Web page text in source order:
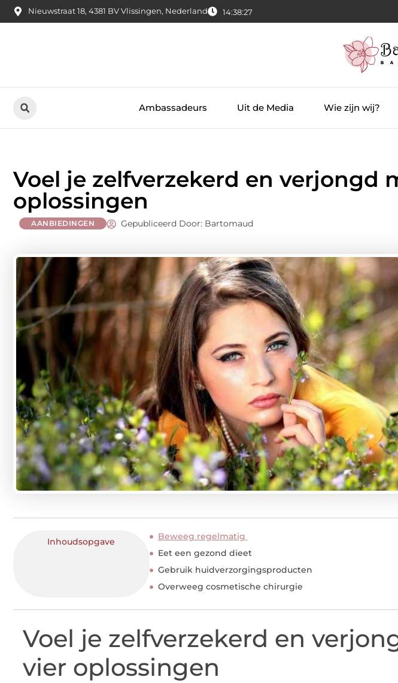
Nieuwstraat 18, 4381 BV Vlissingen, Nederland 14:38:28
Ambassadeurs Uit de Media Wie zijn wij?
Voel je zelfverzekerd en verjongd
oplossingen
AANBIEDINGEN Gepubliceerd Door: Bartomaud
Inhoudsopgave
Beweeg regelmatig
Eet een gezond dieet
Gebruik huidverzorgingsproducten
Overweeg cosmetische chirurgie
Voel je zelfverzekerd en
vier oplossingen